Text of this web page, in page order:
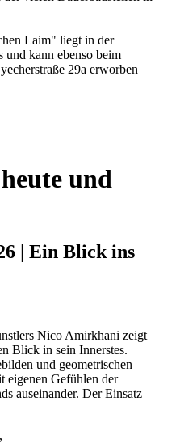
Laim" liegt in der
kann ebenso beim
29a erworben
und
| Ein Blick ins
Nico Amirkhani zeigt
Blick in sein Innerstes.
und geometrischen
eigenen Gefühlen der
auseinander. Der Einsatz
,